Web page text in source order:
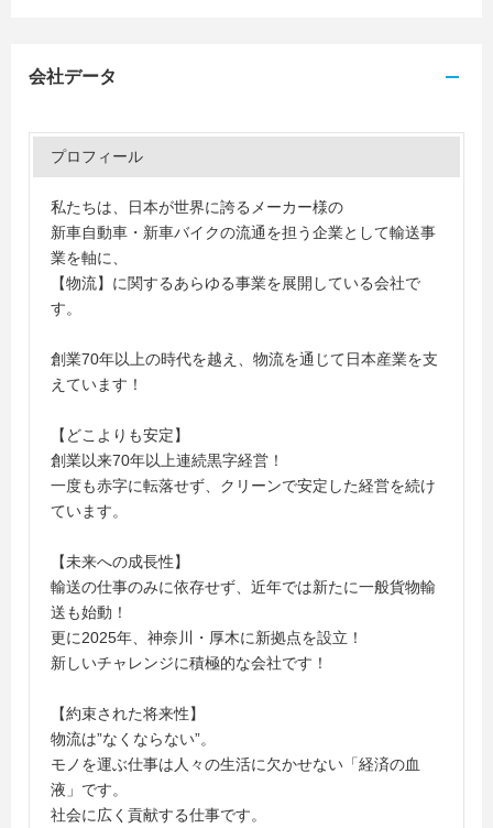
会社データ
プロフィール
私たちは、日本が世界に誇るメーカー様の
新車自動車・新車バイクの流通を担う企業として輸送事
業を軸に、
【物流】に関するあらゆる事業を展開している会社で
す。
創業70年以上の時代を越え、物流を通じて日本産業を支
えています！
【どこよりも安定】
創業以来70年以上連続黒字経営！
一度も赤字に転落せず、クリーンで安定した経営を続け
ています。
【未来への成長性】
輸送の仕事のみに依存せず、近年では新たに一般貨物輸
送も始動！
更に2025年、神奈川・厚木に新拠点を設立！
新しいチャレンジに積極的な会社です！
【約束された将来性】
物流は”なくならない”。
モノを運ぶ仕事は人々の生活に欠かせない「経済の血
液」です。
社会に広く貢献する仕事です。